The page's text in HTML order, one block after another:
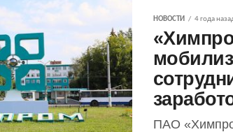
НОВОСТИ 4 года
ПАО